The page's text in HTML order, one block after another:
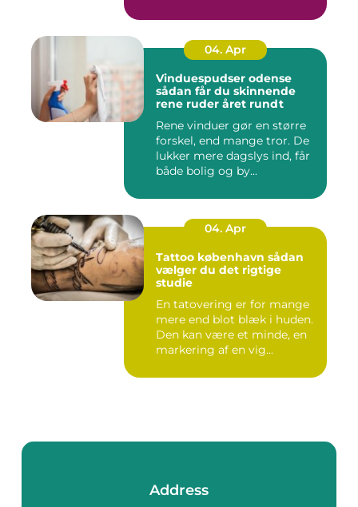
04. Apr
Vinduespudser odense
sådan får du skinnende
rene ruder året rundt
Rene vinduer gør en større
forskel, end mange tror. De
lukker mere dagslys ind, får
både bolig og by...
04. Apr
Tattoo københavn sådan
vælger du det rigtige
studie
En tatovering er for mange
mere end blot blæk i huden.
Den kan være et minde, en
markering af en vig...
Address